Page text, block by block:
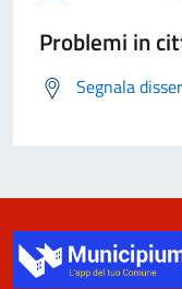
Problemi in
Segnala